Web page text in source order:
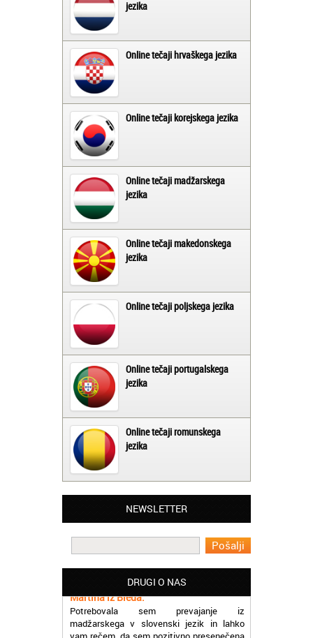
jezika
Online tečaji hrvaškega jezika
Online tečaji korejskega jezika
Online tečaji madžarskega
jezika
Online tečaji makedonskega
jezika
Online tečaji poljskega jezika
Online tečaji portugalskega
jezika
Online tečaji romunskega
jezika
NEWSLETTER
DRUGI O NAS
Matjaž iz Ajdovščine:
Lahko pohvalim vse zaposlene v Akademiji
Oxford, ker so resnično profesionalni in
prevajalske storitve opravljajo hitro in
Martina iz Bleda:
Potrebovala sem prevajanje iz
madžarskega v slovenski jezik in lahko
vam rečem, da sem pozitivno presenečena